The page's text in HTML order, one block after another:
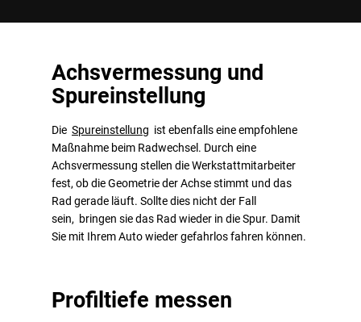
Achsvermessung und
Spureinstellung
Die Spureinstellung ist ebenfalls eine empfohlene
Maßnahme beim Radwechsel. Durch eine
Achsvermessung stellen die Werkstattmitarbeiter
fest, ob die Geometrie der Achse stimmt und das
Rad gerade läuft. Sollte dies nicht der Fall
sein, bringen sie das Rad wieder in die Spur. Damit
Sie mit Ihrem Auto wieder gefahrlos fahren können.
Profiltiefe messen